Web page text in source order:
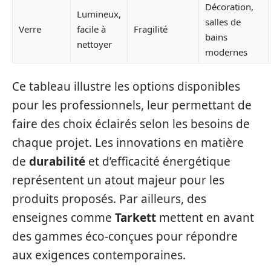
Verre
Lumineux,
facile à
nettoyer
Fragilité
Décoration,
salles de
bains
modernes
Ce tableau illustre les options disponibles
pour les professionnels, leur permettant de
faire des choix éclairés selon les besoins de
chaque projet. Les innovations en matière
de durabilité et d’efficacité énergétique
représentent un atout majeur pour les
produits proposés. Par ailleurs, des
enseignes comme Tarkett mettent en avant
des gammes éco-conçues pour répondre
aux exigences contemporaines.